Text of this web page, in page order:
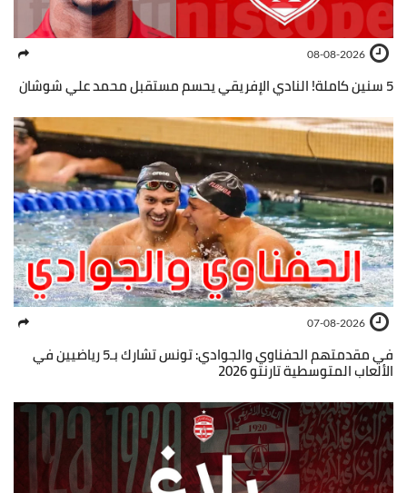
08-08-2026
5 سنين كاملة! النادي الإفريقي يحسم مستقبل محمد علي شوشان
07-08-2026
في مقدمتهم الحفناوي والجوادي: تونس تشارك بـ5 رياضيين في
الألعاب المتوسطية تارنتو 2026